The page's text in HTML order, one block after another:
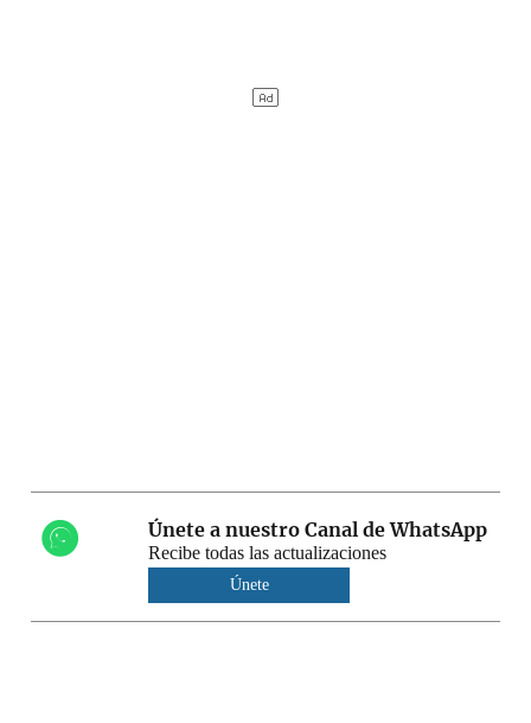
Únete a nuestro Canal de WhatsApp
Recibe todas las actualizaciones
Únete